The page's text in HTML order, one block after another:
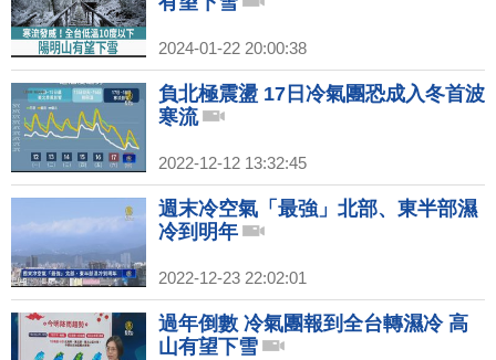
2024-01-22 20:00:38
負北極震盪 17日冷氣團恐成入冬首波
寒流
2022-12-12 13:32:45
週末冷空氣「最強」北部、東半部濕
冷到明年
2022-12-23 22:02:01
過年倒數 冷氣團報到全台轉濕冷 高
山有望下雪